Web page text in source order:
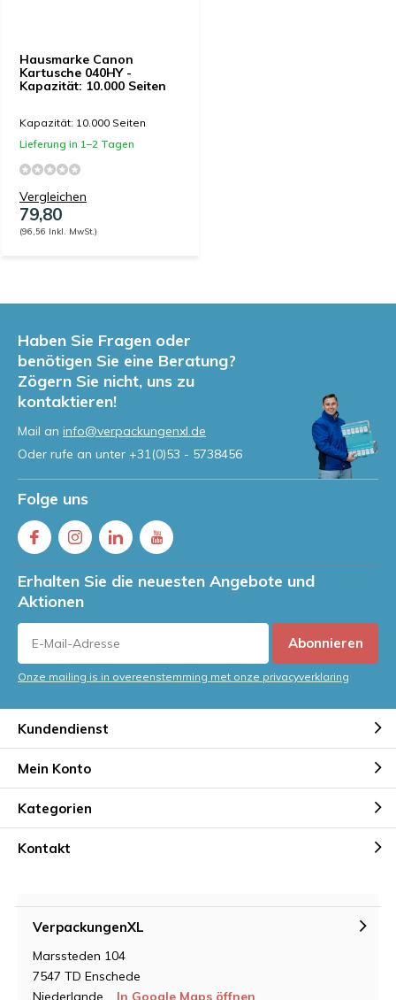
Hausmarke Canon
Kartusche 040HY -
Kapazität: 10.000 Seiten
Kapazität: 10.000 Seiten
Lieferung in 1–2 Tagen
Vergleichen
79,80
(96,56 Inkl. MwSt.)
Haben Sie Fragen oder
benötigen Sie eine Beratung?
Zögern Sie nicht, uns zu
kontaktieren!
Mail an info@verpackungenxl.de
Oder rufe an unter +31(0)53 - 5738456
Folge uns
Erhalten Sie die neuesten Angebote und
Aktionen
Abonnieren
Onze mailing is in overeenstemming met onze privacyverklaring
Kundendienst
Mein Konto
Kategorien
Kontakt
VerpackungenXL
Marssteden 104
7547 TD Enschede
Niederlande
In Google Maps öffnen